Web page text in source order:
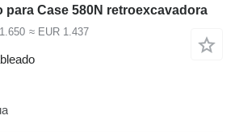
para Case 580N retroexcavadora
≈ EUR 1.437